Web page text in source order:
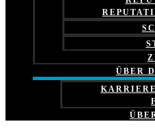
ÜBER